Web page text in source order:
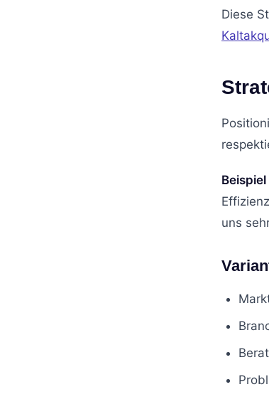
Diese
uns